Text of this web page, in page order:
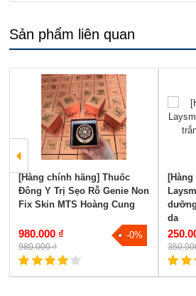
Sản phẩm liên quan
[Hàng chính hãng] Thuốc
Đông Y Trị Sẹo Rỗ Genie Non
Fix Skin MTS Hoàng Cung
980.000 ₫
980.000 ₫
-0%
da